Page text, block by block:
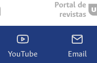
Portal de
revistas
YouTube Email